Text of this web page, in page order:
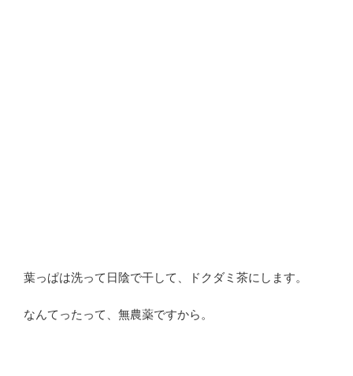
葉っぱは洗って日陰で干して、ドクダミ茶にします。
なんてったって、無農薬ですから。